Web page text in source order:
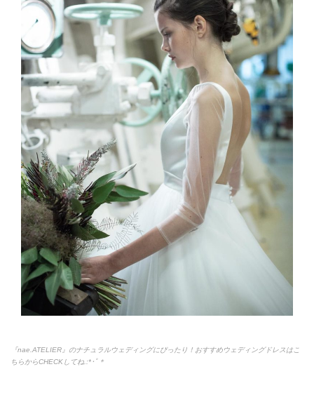
『nae.ATELIER』のナチュラルウェディングにぴったり！おすすめウェディングドレスはこ
ちらからCHECKしてね.:*･ﾟ＊